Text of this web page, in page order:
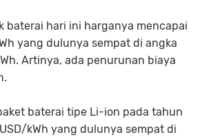
baterai hari ini harganya mencapai
yang dulunya sempat di angka
Artinya, ada penurunan biaya
baterai tipe Li-ion pada tahun
kWh yang dulunya sempat di